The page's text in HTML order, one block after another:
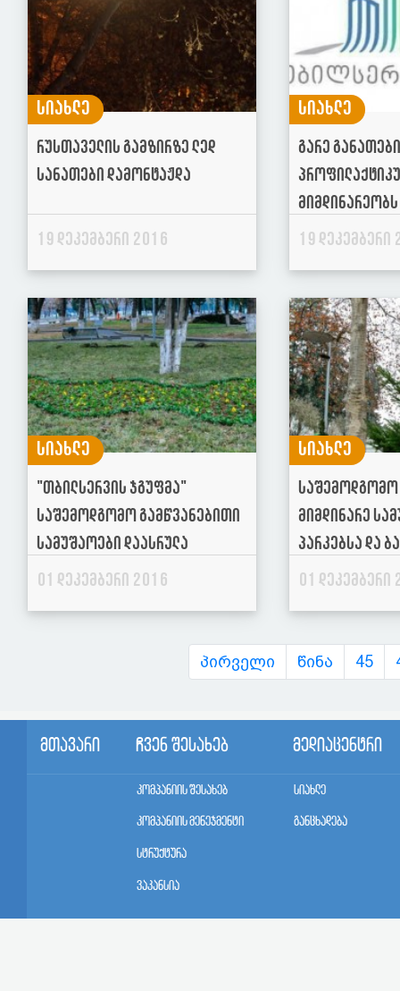
სიახლე
რუსთაველის გამზირზე ლედ
სანათები დამონტაჟდა
19 დეკემბერი 2016
სიახლე
გარე
მიმდინარეობს
19 დეკემბერი
სიახლე
"თბილსერვის ჯგუფმა"
საშემოდგომო გამწვანებითი
სამუშაოები დაასრულა
01 დეკემბერი 2016
სიახლე
საშემოდგომო
მიმდინარე
პარკებსა და
01 დეკემბერი
პირველი წინა 45
მთავარი ჩვენ შესახებ მედიაცენტრი
კომპანიის შესახებ სიახლე
კომპანიის მენეჯმენტი განცხადება
სტრუქტურა
ვაკანსია